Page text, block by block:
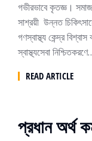
গভীরভাবে কৃতজ্ঞ।
সাশ্রয়ী উন্নত
গণস্বাস্থ্য কেন্দ্র
স্বাস্থ্যসেবা
READ ARTICLE
প্রধান অর্থ